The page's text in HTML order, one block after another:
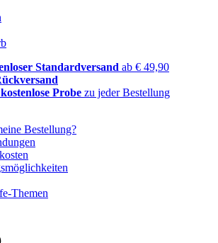
Standardversand ab € 49,90
Probe zu jeder Bestellung
Bestellung?
Themen